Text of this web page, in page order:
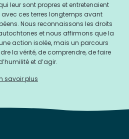
leur sont propres et entretenaient
ces terres longtemps avant
Nous reconnaissons les droits
et nous affirmons que la
action isolée, mais un parcours
la vérité, de comprendre, de faire
et d’agir.
savoir plus